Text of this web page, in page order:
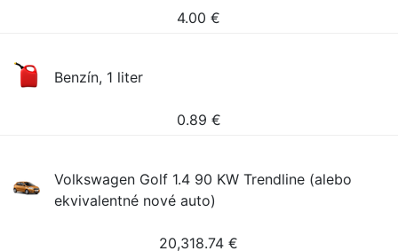
4.00 €
Benzín, 1 liter
0.89 €
Volkswagen Golf 1.4 90 KW Trendline (alebo
ekvivalentné nové auto)
20,318.74 €